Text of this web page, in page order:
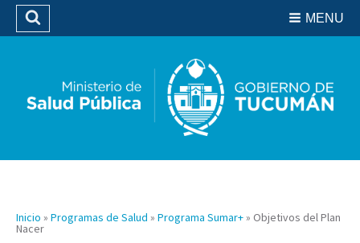
Biblioteca
MENU
Buscar
Inicio » Programas de Salud » Programa Sumar+» Objetivos del Plan
Nacer